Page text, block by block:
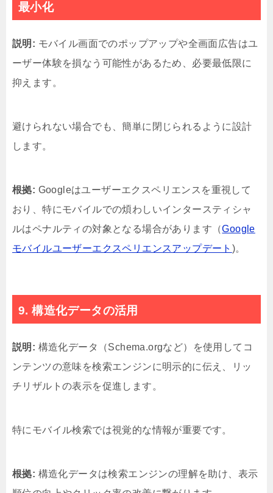
最小化
説明: モバイル画面でのポップアップや全画面広告はユ
ーザー体験を損なう可能性があるため、必要最低限に
抑えます。
避けられない場合でも、簡単に閉じられるように設計
します。
根拠: Googleはユーザーエクスペリエンスを重視して
おり、特にモバイルでの煩わしいインタースティシャ
ルはペナルティの対象となる場合があります（Google
モバイルユーザーエクスペリエンスアップデート )。
9. 構造化データの活用
説明: 構造化データ（Schema.orgなど）を使用してコ
ンテンツの意味を検索エンジンに明示的に伝え、リッ
チリザルトの表示を促進します。
特にモバイル検索では視覚的な情報が重要です。
根拠: 構造化データは検索エンジンの理解を助け、表示